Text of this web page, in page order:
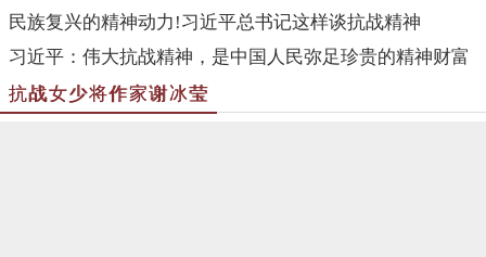
民族复兴的精神动力!习近平总书记这样谈抗战精神
习近平：伟大抗战精神，是中国人民弥足珍贵的精神财富
抗战女少将作家谢冰莹